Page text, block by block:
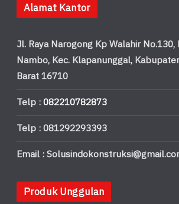
Alamat Kantor
Jl. Raya Narogong Kp Walahir No.130,
Nambo, Kec. Klapanunggal,
Barat 16710
Telp :082210782873
Telp : 081292293393
Email :
Produk Unggulan